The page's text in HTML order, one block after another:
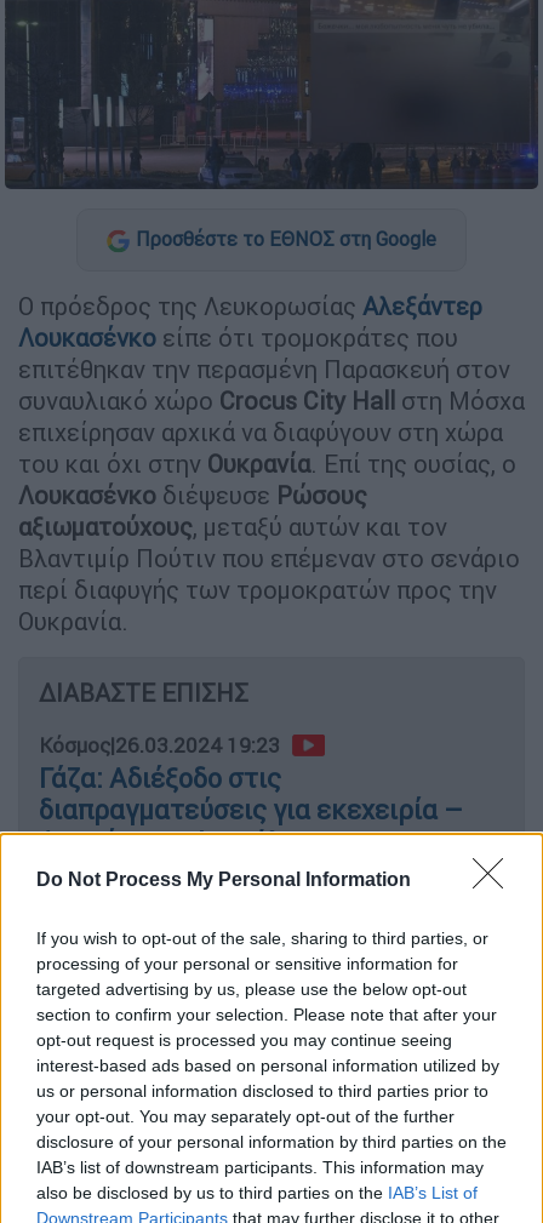
Do Not Process My Personal Information
If you wish to opt-out of the sale, sharing to third parties, or
processing of your personal or sensitive information for
targeted advertising by us, please use the below opt-out
section to confirm your selection. Please note that after your
opt-out request is processed you may continue seeing
interest-based ads based on personal information utilized by
us or personal information disclosed to third parties prior to
your opt-out. You may separately opt-out of the further
disclosure of your personal information by third parties on the
IAB’s list of downstream participants. This information may
also be disclosed by us to third parties on the IAB’s List of
Downstream Participants that may further disclose it to other
Προσθέστε το ΕΘΝΟΣ στη Google
Ο πρόεδρος της Λευκορωσίας Αλεξάντερ
Λουκασένκο είπε ότι τρομοκράτες που
επιτέθηκαν την περασμένη Παρασκευή στον
συναυλιακό χώρο Crocus City Hall
στη Μόσχα
επιχείρησαν αρχικά να διαφύγουν στη χώρα
του και όχι στην Ουκρανία. Επί της ουσίας, ο
Λουκασένκο διέψευσε Ρώσους
αξιωματούχους, μεταξύ αυτών και τον
Βλαντιμίρ Πούτιν που επέμεναν στο σενάριο
περί διαφυγής των τρομοκρατών προς την
Ουκρανία.
ΔΙΑΒΑΣΤΕ ΕΠΙΣΗΣ
Κόσμος|26.03.2024 19:23
Γάζα: Αδιέξοδο στις
διαπραγματεύσεις για εκεχειρία –
Αποσύρει το Ισραήλ τους
διαπραγματευτές του
Τι είχε πει ο Πούτιν
video